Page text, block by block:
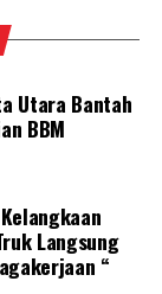
Utara Bantah
BBM
Langsung
“